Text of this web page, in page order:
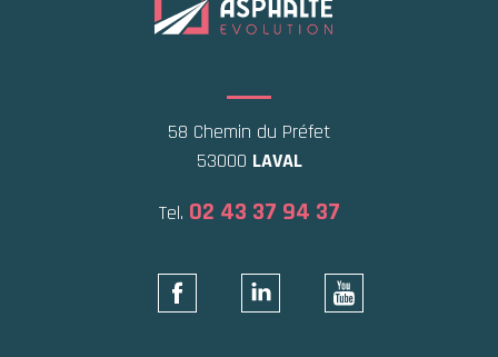
58 Chemin du Préfet
53000 LAVAL
Tel. 02 43 37 94 37